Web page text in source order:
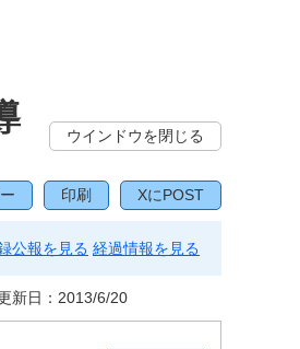
ウインドウを閉じる
印刷 XにPOST
公報を見る 経過情報を見る
新日： 2013/6/20